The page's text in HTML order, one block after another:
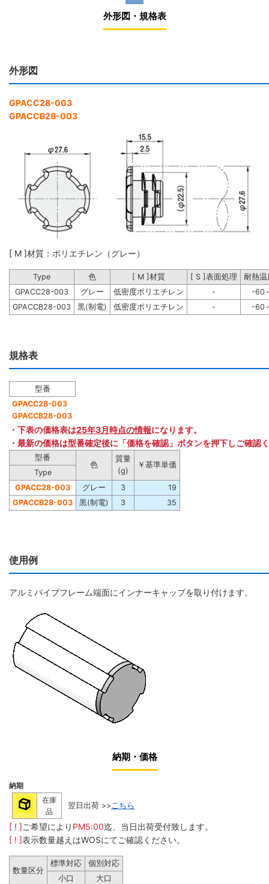
外形図・規格表
外形図
GPACC28-003
GPACCB28-003
[ M ]材質：ポリエチレン（グレー）
Type 色 [ M ]材質 [ S ]表面処理
耐熱
GPACC28-003
グレー 低密度ポリエチレン -
-60
GPACCB28-003
黒(制電) 低密度ポリエチレン - -60
規格表
型番
GPACC28-003
GPACCB28-003
・下表の価格表は25年3月時点の情報になります。
・最新の価格は型番確定後に「価格を確認」ボタンを押下しご確認
型番
色
質量
(g)
￥基準単価
Type
GPACC28-003
グレー 3
19
GPACCB28-003
黒(制電) 3 35
使用例
アルミパイプフレーム端面にインナーキャップを取り付けます。
納期・価格
納期
在庫
品
翌日出荷 >> こちら
[ ! ]ご希望により PM5:00迄、当日出荷受付致します。
[ ! ]表示数量越えはWOSにてご確認ください。
数量区分
標準対応
個別対応
小口
大口